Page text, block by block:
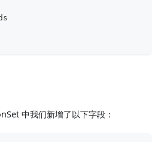
中我们新增了以下字段：